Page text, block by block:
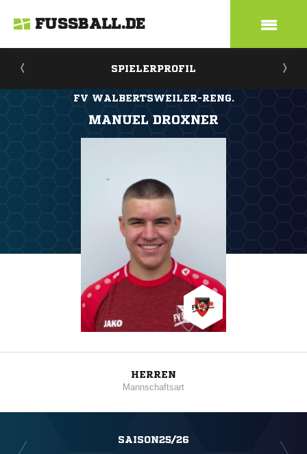
FUSSBALL.DE
SPIELERPROFIL
FV WALBERTSWEILER-RENG.
MANUEL DROXNER
HERREN
Mannschaftsart
SAISON25/26